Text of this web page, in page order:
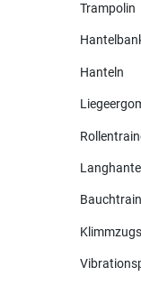
Trampolin
Hanteln